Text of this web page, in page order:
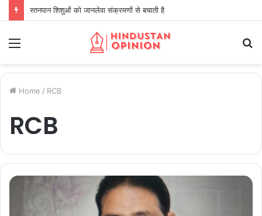
स्तनपान शिशुओं को जानलेवा संक्रमणों से बचाती है
Home / RCB
RCB